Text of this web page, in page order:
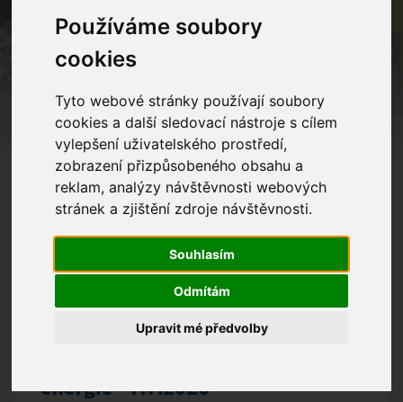
Používáme soubory
cookies
Tyto webové stránky používají soubory
cookies a další sledovací nástroje s cílem
vylepšení uživatelského prostředí,
zobrazení přizpůsobeného obsahu a
reklam, analýzy návštěvnosti webových
stránek a zjištění zdroje návštěvnosti.
Souhlasím
Odmítám
Upravit mé předvolby
Novinky
energie - 7.7.2026